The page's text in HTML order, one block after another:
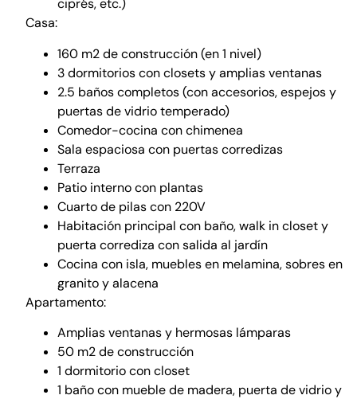
ciprés, etc.)
Casa:
160 m2 de construcción (en 1 nivel)
3 dormitorios con closets y amplias ventanas
2.5 baños completos (con accesorios, espejos y
puertas de vidrio temperado)
Comedor-cocina con chimenea
Sala espaciosa con puertas corredizas
Terraza
Patio interno con plantas
Cuarto de pilas con 220V
Habitación principal con baño, walk in closet y
puerta corrediza con salida al jardín
Cocina con isla, muebles en melamina, sobres en
granito y alacena
Apartamento:
Amplias ventanas y hermosas lámparas
50 m2 de construcción
1 dormitorio con closet
1 baño con mueble de madera, puerta de vidrio y